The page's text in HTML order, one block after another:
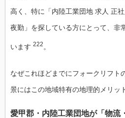
高く、特に「内陸工業団地 求人 正
夜勤」を探している方にとって、非
います 222 。
なぜこれほどまでにフォークリフト
景にはこの地域特有の地理的メリッ
愛甲郡・内陸工業団地が「物流